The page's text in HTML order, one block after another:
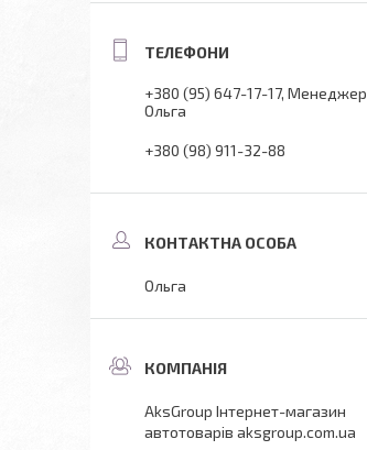
+380 (95) 647-17-17 Менеджер
Ольга
+380 (98) 911-32-88
Ольга
AksGroup Інтернет-магазин
автотоварів aksgroup.com.ua